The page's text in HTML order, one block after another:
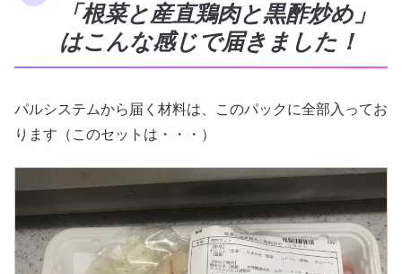
「根菜と産直鶏肉と黒酢炒め」
はこんな感じで届きました！
パルシステムから届く材料は、このパックに全部入ってお
ります（このセットは・・・）